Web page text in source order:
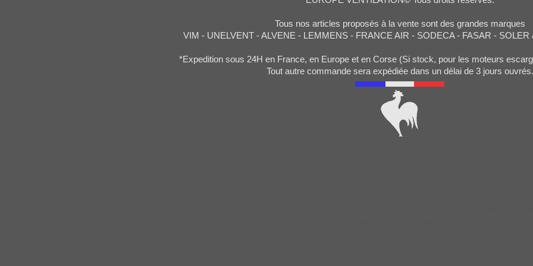
Tous nos articles proposés à la vente sont des grandes marques
VIM - UNELVENT - ALVENE - LEMMENS - FRANCE AIR - SODECA - FASAR - SOLER
*Expedition sous 24H en France, en Europe et en Corse (Si stock, pour les moteurs
Tout autre commande sera expédiée dans un délai de 3 jours ouvrés.